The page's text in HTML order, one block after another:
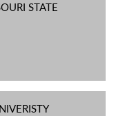
STATE